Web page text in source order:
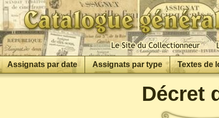
Assignats par date Assignats par type Textes de
Décret